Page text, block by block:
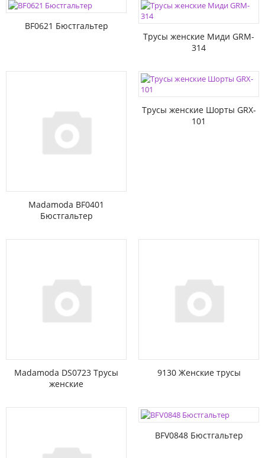
BF0621 Бюстгальтер
Трусы женские Миди GRM-
314
Madamoda BF0401
Бюстгальтер
Трусы женские Шорты GRX-
101
Madamoda DS0723 Трусы
женские
9130 Женские трусы
BFV0848 Бюстгальтер